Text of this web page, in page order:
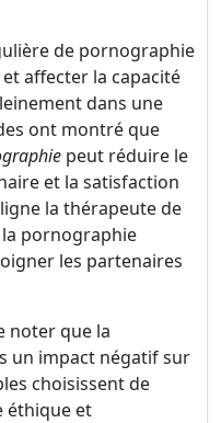
de pornographie
et affecter la capacité
dans une
ont montré que
peut réduire le
et la satisfaction
la thérapeute de
pornographie
les partenaires
noter que la
un impact négatif sur
choisissent de
éthique et